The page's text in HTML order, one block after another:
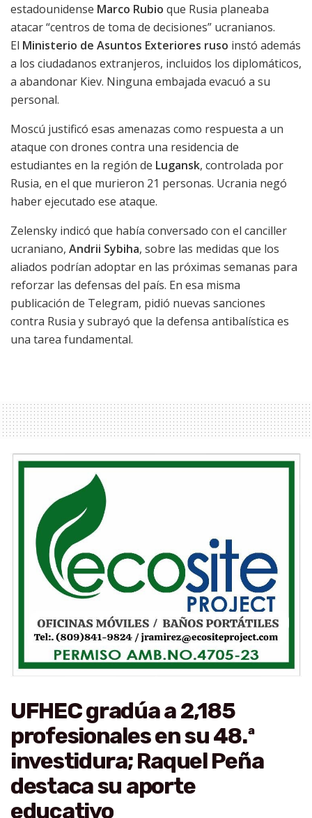
estadounidense Marco Rubio que Rusia planeaba
atacar “centros de toma de decisiones” ucranianos.
El Ministerio de Asuntos Exteriores ruso instó además
a los ciudadanos extranjeros, incluidos los diplomáticos,
a abandonar Kiev. Ninguna embajada evacuó a su
personal.
Moscú justificó esas amenazas como respuesta a un
ataque con drones contra una residencia de
estudiantes en la región de Lugansk, controlada por
Rusia, en el que murieron 21 personas. Ucrania negó
haber ejecutado ese ataque.
Zelensky indicó que había conversado con el canciller
ucraniano, Andrii Sybiha, sobre las medidas que los
aliados podrían adoptar en las próximas semanas para
reforzar las defensas del país. En esa misma
publicación de Telegram, pidió nuevas sanciones
contra Rusia y subrayó que la defensa antibalística es
una tarea fundamental.
UFHEC gradúa a 2,185
profesionales en su 48.ª
investidura; Raquel Peña
destaca su aporte
educativo